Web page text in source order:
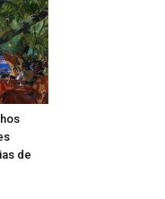
de